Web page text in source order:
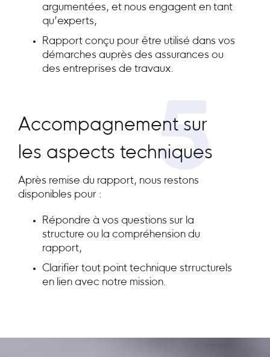
argumentées, et nous engagent en tant
qu’experts,
Rapport conçu pour être utilisé dans vos
démarches auprès des assurances ou
des entreprises de travaux.
5
Accompagnement sur
les aspects techniques
Après remise du rapport, nous restons
disponibles pour :
Répondre à vos questions sur la
structure ou la compréhension du
rapport,
Clarifier tout point technique strructurels
en lien avec notre mission.